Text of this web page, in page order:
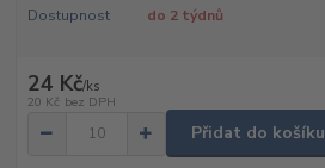
Dostupnost do 2 týdnů
24 Kč/ks
20 Kč bez DPH
Přidat do košíku